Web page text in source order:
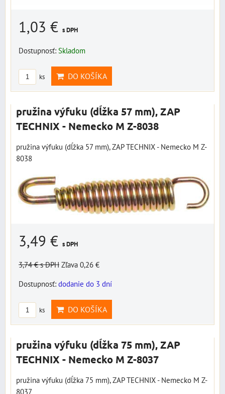
1,03 € s DPH
Dostupnosť: Skladom
ks DO KOŠÍKA
pružina výfuku (dĺžka 57 mm), ZAP
TECHNIX - Nemecko M Z-8038
pružina výfuku (dĺžka 57 mm), ZAP TECHNIX - Nemecko M Z-
8038
3,49 € s DPH
3,74 €s DPH Zľava 0,26 €
Dostupnosť: dodanie do 3 dní
ks DO KOŠÍKA
pružina výfuku (dĺžka 75 mm), ZAP
TECHNIX - Nemecko M Z-8037
pružina výfuku (dĺžka 75 mm), ZAP TECHNIX - Nemecko M Z-
8037